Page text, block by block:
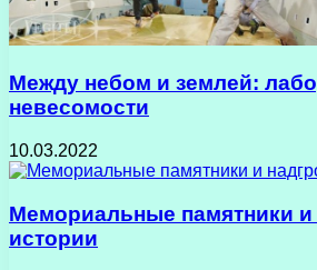
Между небом и землей:
невесомости
10.03.2022
Мемориальные памятники и
истории